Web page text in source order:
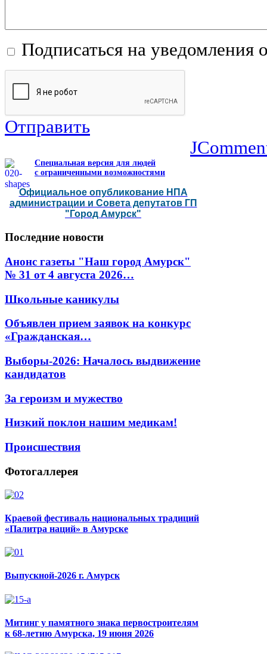
Подписаться на уведомления
Отправить
Специальная версия для людей
с ограниченными возможностями
Официальное опубликование НПА
администрации и Совета депутатов ГП
"Город Амурск"
Последние новости
Анонс газеты "Наш город Амурск"
№ 31 от 4 августа 2026…
Школьные каникулы
Объявлен прием заявок на конкурс
«Гражданская…
Выборы-2026: Началось выдвижение
кандидатов
За героизм и мужество
Низкий поклон нашим медикам!
Происшествия
Фотогаллерея
Краевой фестиваль национальных традиций
«Палитра наций» в Амурске
Выпускной-2026 г. Амурск
Митинг у памятного знака первостроителям
к 68-летию Амурска, 19 июня 2026